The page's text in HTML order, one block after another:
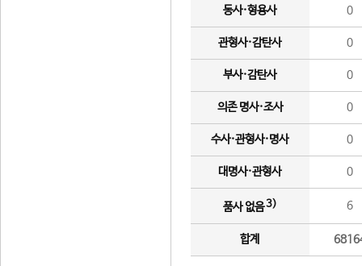
동사·형용사 0
관형사·감탄사 0
부사·감탄사 0
의존 명사·조사 0
수사·관형사·명사 0
대명사·관형사 0
품사 없음3) 6
합계